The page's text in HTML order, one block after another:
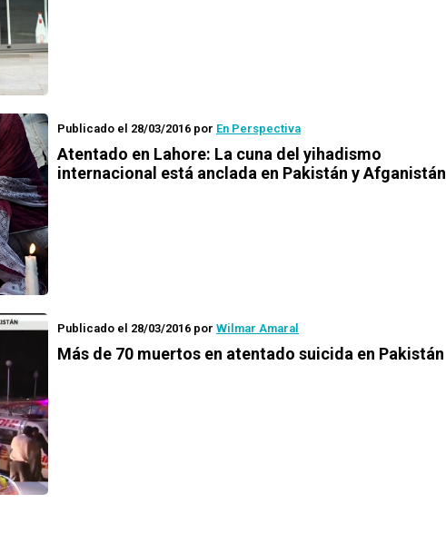
Publicado el 28/03/2016 por En Perspectiva
Atentado en Lahore: La cuna del yihadismo
internacional está anclada en Pakistán y Afganistán
Publicado el 28/03/2016 por Wilmar Amaral
Más de 70 muertos en atentado suicida en Pakistán